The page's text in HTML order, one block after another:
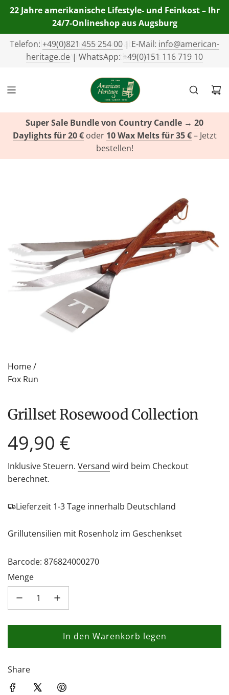
22 Jahre amerikanische Lifestyle- und Feinkost – Ihr
24/7-Onlineshop aus Augsburg
Telefon: +49(0)821 455 254 00 | E-Mail: info@american-
heritage.de | WhatsApp: +49(0)151 116 719 10
Super Sale Bundle von Country Candle → 20
Daylights für 20 €oder 10 Wax Melts für 35 €– Jetzt
bestellen!
Home/
Fox Run
Grillset Rosewood Collection
Regulärer
Preis
49,90 €
Inklusive Steuern. Versand wird beim Checkout
berechnet.
Lieferzeit 1-3 Tage innerhalb Deutschland
Grillutensilien mit Rosenholz im Geschenkset
Barcode: 876824000270
Menge
In den Warenkorb legen
L
Share